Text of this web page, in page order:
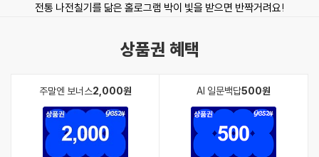
전통 나전칠기를 닮은 홀로그램 박이 빛을 받으면 반짝거려요!
상품권 혜택
주말엔 보너스2,000원 AI 일문백답500원